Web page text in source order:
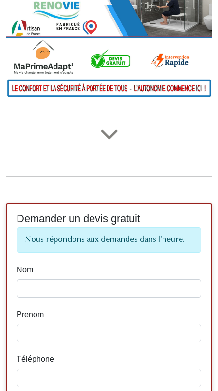
Demander un devis gratuit
Nous répondons aux demandes dans l'heure.
Nom
Prenom
Téléphone